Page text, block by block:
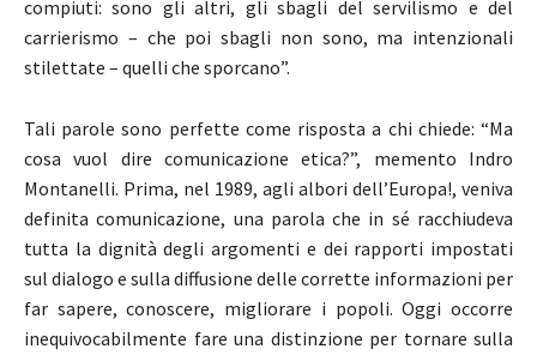
compiuti: sono gli altri, gli sbagli del servilismo e del
carrierismo – che poi sbagli non sono, ma intenzionali
stilettate – quelli che sporcano”.
Tali parole sono perfette come risposta a chi chiede: “Ma
cosa vuol dire comunicazione etica?”, memento Indro
Montanelli. Prima, nel 1989, agli albori dell’Europa!, veniva
definita comunicazione, una parola che in sé racchiudeva
tutta la dignità degli argomenti e dei rapporti impostati
sul dialogo e sulla diffusione delle corrette informazioni per
far sapere, conoscere, migliorare i popoli. Oggi occorre
inequivocabilmente fare una distinzione per tornare sulla